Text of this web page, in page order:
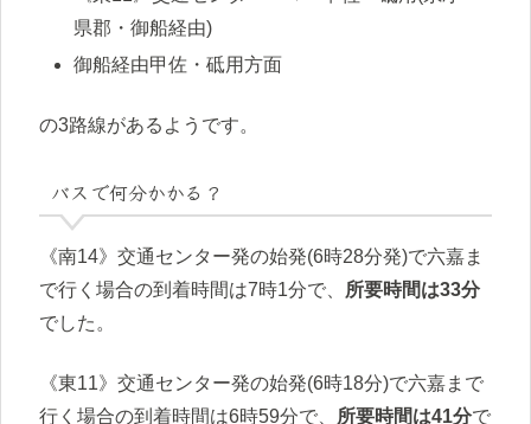
県郡・御船経由)
御船経由甲佐・砥用方面
の3路線があるようです。
バスで何分かかる？
《南14》交通センター発の始発(6時28分発)で六嘉ま
で行く場合の到着時間は7時1分で、
所要時間は33分
でした。
《東11》交通センター発の始発(6時18分)で六嘉まで
行く場合の到着時間は6時59分で、
所要時間は41分で